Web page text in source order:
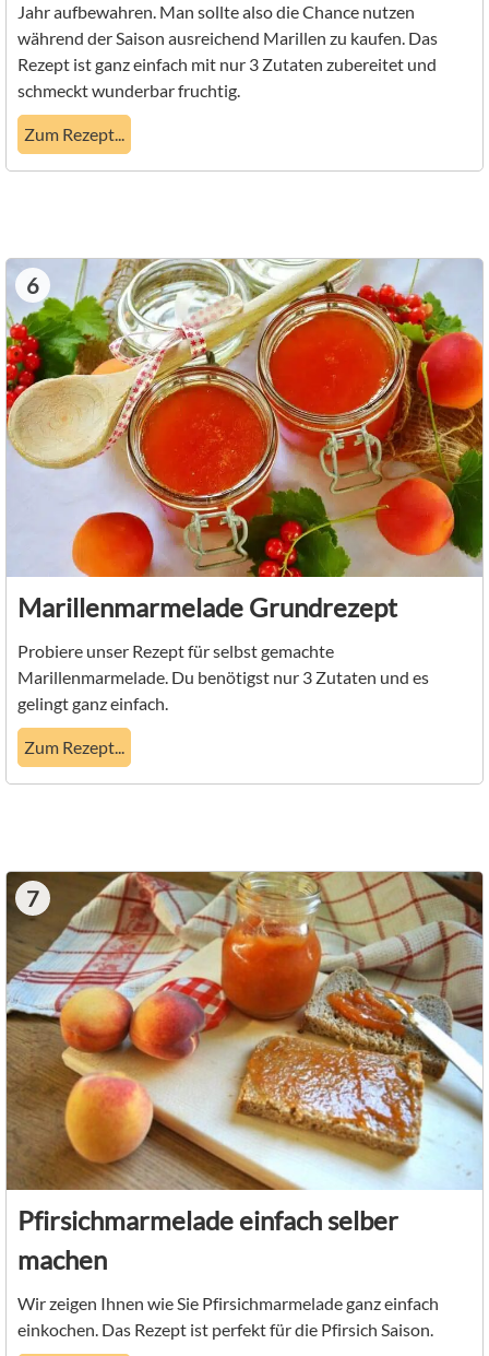
Jahr aufbewahren. Man sollte also die Chance nutzen
während der Saison ausreichend Marillen zu kaufen. Das
Rezept ist ganz einfach mit nur 3 Zutaten zubereitet und
schmeckt wunderbar fruchtig.
Zum Rezept...
6
Marillenmarmelade Grundrezept
Probiere unser Rezept für selbst gemachte
Marillenmarmelade. Du benötigst nur 3 Zutaten und es
gelingt ganz einfach.
Zum Rezept...
7
Pfirsichmarmelade einfach selber
machen
Wir zeigen Ihnen wie Sie Pfirsichmarmelade ganz einfach
einkochen. Das Rezept ist perfekt für die Pfirsich Saison.